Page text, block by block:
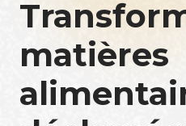
matières